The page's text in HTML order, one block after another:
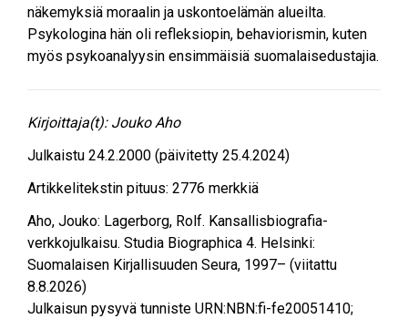
näkemyksiä moraalin ja uskontoelämän alueilta.
Psykologina hän oli refleksiopin, behaviorismin, kuten
myös psykoanalyysin ensimmäisiä suomalaisedustajia.
Kirjoittaja(t): Jouko Aho
Julkaistu 24.2.2000 (päivitetty 25.4.2024)
Artikkelitekstin pituus: 2776 merkkiä
Aho, Jouko: Lagerborg, Rolf. Kansallisbiografia-
verkkojulkaisu. Studia Biographica 4. Helsinki:
Suomalaisen Kirjallisuuden Seura, 1997– (viitattu
8.8.2026)
Julkaisun pysyvä tunniste URN:NBN:fi-fe20051410;